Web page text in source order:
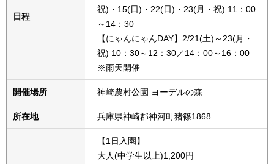
日程
祝)・15(日)・22(日)・23(月・祝) 11：00
～14：30
【にゃんにゃんDAY】2/21(土)～23(月・
祝) 10：30～12：30／14：00～16：00
※雨天開催
開催場所 神崎農村公園 ヨーデルの森
所在地 兵庫県神崎郡神河町猪篠1868
【1日入園】
大人(中学生以上)1,200円